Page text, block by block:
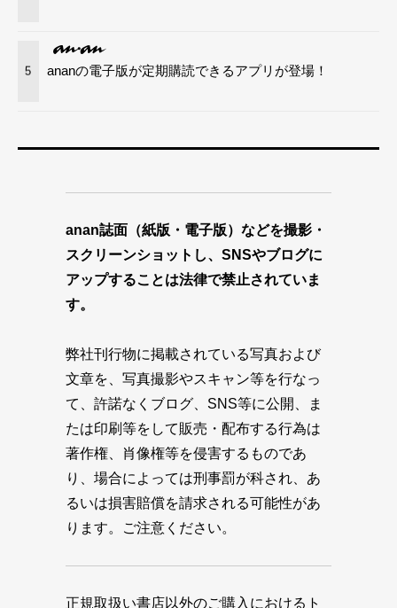
5 ananの電子版が定期購読できるアプリが登場！
anan誌面（紙版・電子版）などを撮影・
スクリーンショットし、SNSやブログに
アップすることは法律で禁止されていま
す。
弊社刊行物に掲載されている写真および
文章を、写真撮影やスキャン等を行なっ
て、許諾なくブログ、SNS等に公開、ま
たは印刷等をして販売・配布する行為は
著作権、肖像権等を侵害するものであ
り、場合によっては刑事罰が科され、あ
るいは損害賠償を請求される可能性があ
ります。ご注意ください。
正規取扱い書店以外のご購入におけるト